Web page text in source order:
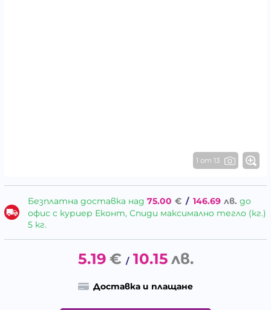
1 от 13
Безплатна доставка над 75.00 € / 146.69 лв. до
офис с куриер Еконт, Спиди максимално тегло (кг.)
5 кг.
5.19 € / 10.15 лв.
Доставка и плащане